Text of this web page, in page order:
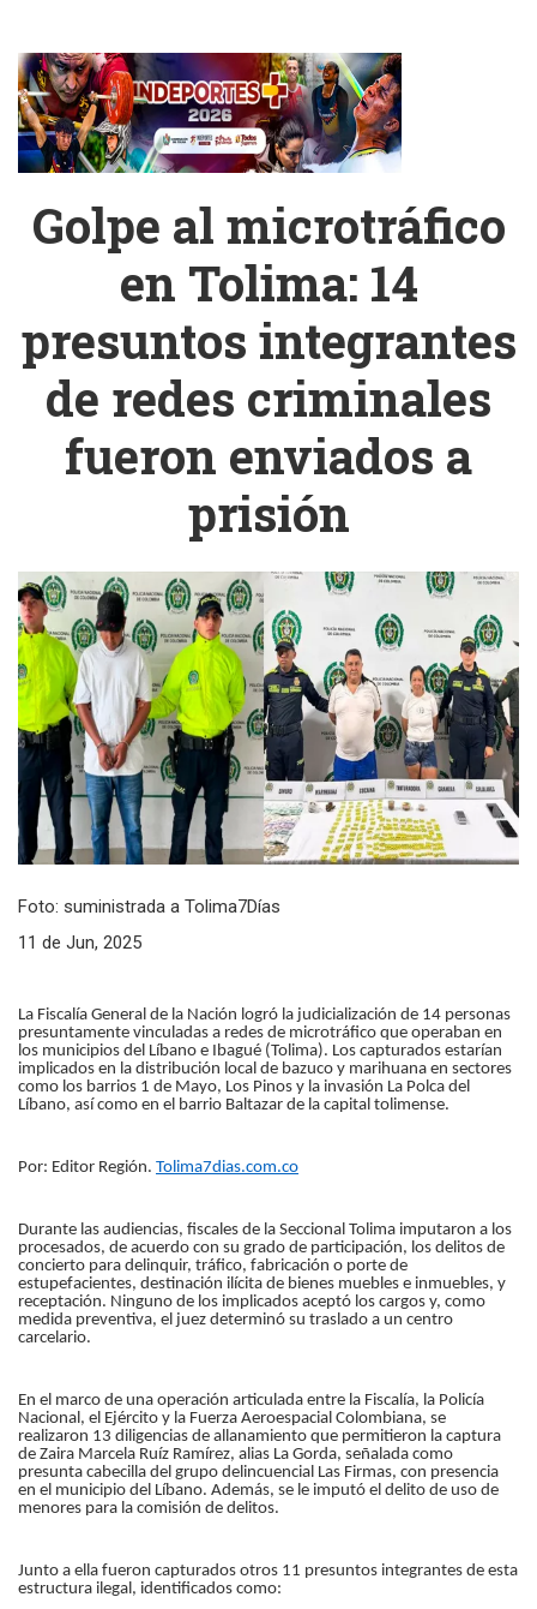
Golpe al microtráfico
en Tolima: 14
presuntos integrantes
de redes criminales
fueron enviados a
prisión
Foto: suministrada a Tolima7Días
11 de Jun, 2025
La Fiscalía General de la Nación logró la judicialización de 14 personas
presuntamente vinculadas a redes de microtráfico que operaban en
los municipios del Líbano e Ibagué (Tolima). Los capturados estarían
implicados en la distribución local de bazuco y marihuana en sectores
como los barrios 1 de Mayo, Los Pinos y la invasión La Polca del
Líbano, así como en el barrio Baltazar de la capital tolimense.
Por: Editor Región. Tolima7dias.com.co
Durante las audiencias, fiscales de la Seccional Tolima imputaron a los
procesados, de acuerdo con su grado de participación, los delitos de
concierto para delinquir, tráfico, fabricación o porte de
estupefacientes, destinación ilícita de bienes muebles e inmuebles, y
receptación. Ninguno de los implicados aceptó los cargos y, como
medida preventiva, el juez determinó su traslado a un centro
carcelario.
En el marco de una operación articulada entre la Fiscalía, la Policía
Nacional, el Ejército y la Fuerza Aeroespacial Colombiana, se
realizaron 13 diligencias de allanamiento que permitieron la captura
de Zaira Marcela Ruíz Ramírez, alias La Gorda, señalada como
presunta cabecilla del grupo delincuencial Las Firmas, con presencia
en el municipio del Líbano. Además, se le imputó el delito de uso de
menores para la comisión de delitos.
Junto a ella fueron capturados otros 11 presuntos integrantes de esta
estructura ilegal, identificados como: